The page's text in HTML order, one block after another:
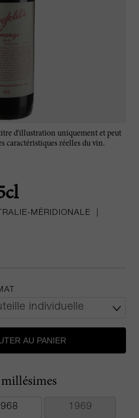
d'illustration uniquement et peut
caractéristiques réelles du vin.
MÉRIDIONALE
AU PANIER
1969